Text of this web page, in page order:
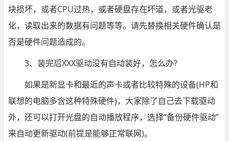
块损坏，或者CPU过热，或者硬盘存在坏道，或者光驱老
化，读取出来的数据有问题等等。请先替换相关硬件确认是
否是硬件问题造成的。
3、装完后XXX驱动没有自动装好，怎么办?
如果是新显卡和最近的声卡或者比较特殊的设备(HP和
联想的电脑多含这种特殊硬件)，大家除了自己去下载驱动
外，还可以打开光盘的自动播放程序，选择“备份硬件驱动”
来自动更新驱动(前提是能够正常联网)。